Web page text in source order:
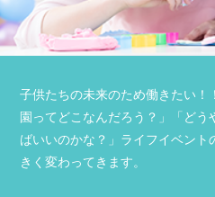
子供たちの未来のため働きたい
園ってどこなんだろう？」「ど
ばいいのかな？」ライフイベント
きく変わってきます。